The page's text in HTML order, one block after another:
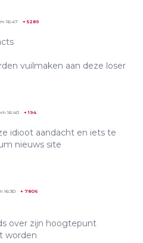
16:47 + 5289
vuilmaken aan deze loser
16:40 +194
idioot aandacht en iets te
nieuws site
16:30 + 7806
over zijn hoogtepunt
worden